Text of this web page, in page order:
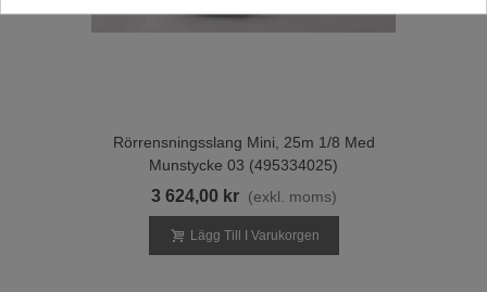
Rörrensningsslang Mini, 25m 1/8 Med
Munstycke 03 (495334025)
3 624,00 kr (exkl. moms)
Lägg Till I Varukorgen